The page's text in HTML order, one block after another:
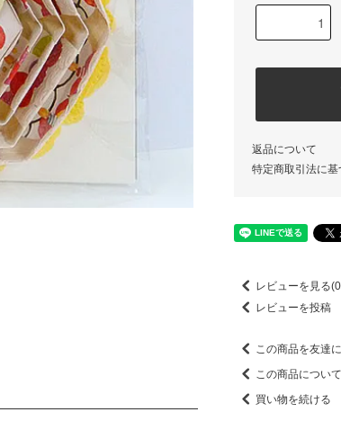
返品について
特定商取引法に基
レビューを見る
レビューを投稿
この商品を友達
この商品につい
買い物を続ける